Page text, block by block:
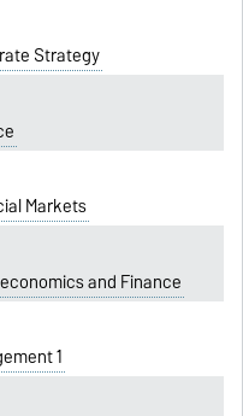
Strategy
Markets
and Finance
1